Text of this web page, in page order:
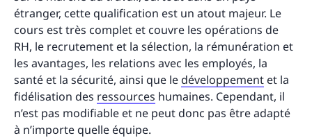
étranger, cette qualification est un atout majeur. Le
cours est très complet et couvre les opérations de
RH, le recrutement et la sélection, la rémunération et
les avantages, les relations avec les employés, la
santé et la sécurité, ainsi que ledéveloppement et la
fidélisation des ressources humaines. Cependant, il
n’est pas modifiable et ne peut donc pas être adapté
à n’importe quelle équipe.